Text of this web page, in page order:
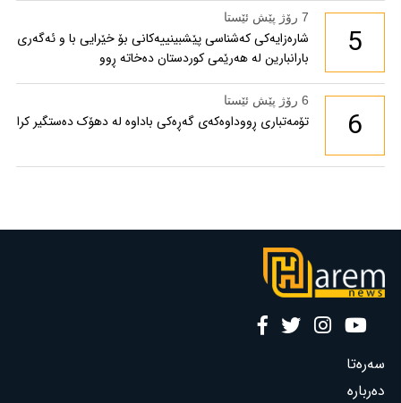
5
7 رۆژ پێش ئێستا
شارەزایەکی کەشناسی پێشبینییەکانی بۆ خێرایی با و ئەگەری
بارانبارین لە هەرێمی کوردستان دەخاتە ڕوو
6
6 رۆژ پێش ئێستا
تۆمەتباری ڕووداوەکەی گەڕەکی باداوە لە دهۆک دەستگیر کرا
سەرەتا
دەربارە